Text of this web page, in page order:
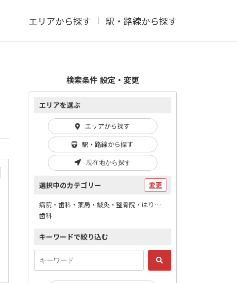
エリアから探す 駅・路線から探す
検索条件 設定・変更
エリアを選ぶ
エリアから探す
駅・路線から探す
現在地から探す
選択中のカテゴリー 変更
病院・歯科・薬局・鍼灸・整骨院・はりマッサージ / 歯科
歯科
キーワードで絞り込む